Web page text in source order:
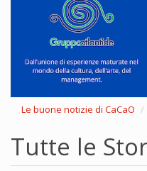
Le buone notizie di CaCaO
Tutte le